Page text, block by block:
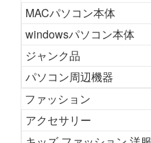
MACパソコン本体
windowsパソコン本体
ジャンク品
パソコン周辺機器
ファッション
アクセサリー